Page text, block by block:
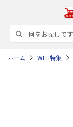
ホーム WEB特集